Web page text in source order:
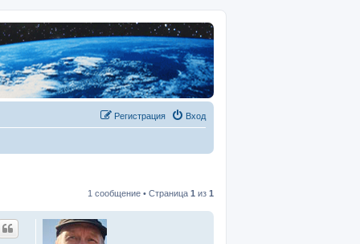
Вход
Регистрация
1 сообщение • Страница 1 из 1